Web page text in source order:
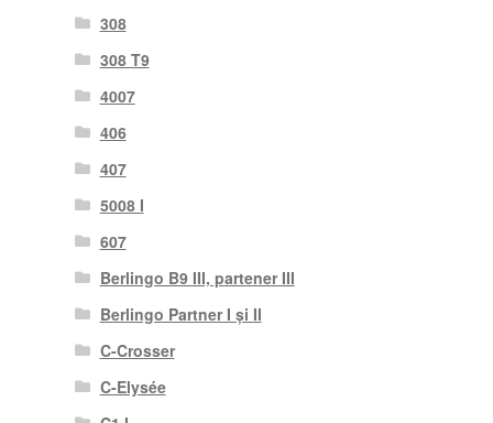
308
308 T9
4007
406
407
5008 I
607
Berlingo B9 III, partener III
Berlingo Partner I și II
C-Crosser
C-Elysée